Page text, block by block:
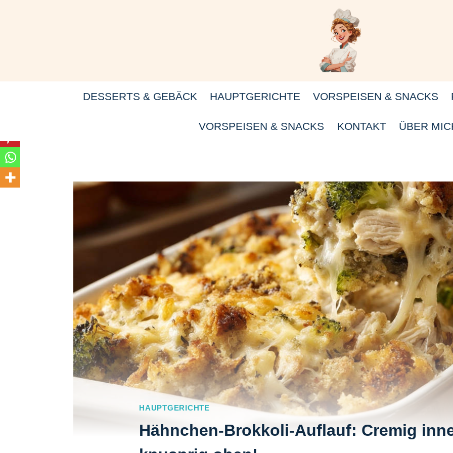
DESSERTS & GEBÄCK HAUPTGERICHTE VORSPEISEN & SNACKS
VORSPEISEN & SNACKS KONTAKT ÜBER
HAUPTGERICHTE
Hähnchen-Brokkoli-Auflauf: Cremig